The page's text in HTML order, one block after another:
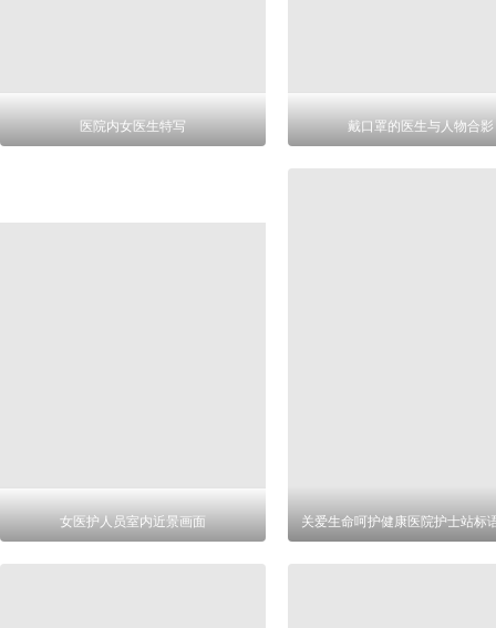
医院内女医生特写 戴口罩的医生与人物合影
女医护人员室内近景画面 关爱生命呵护健康医院护士站标